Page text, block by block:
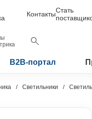
КонтактыСтать
B2B-портал
Светильники